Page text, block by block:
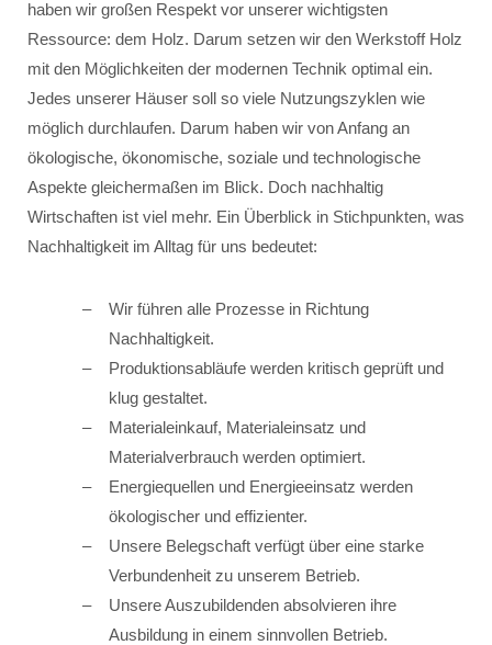
haben wir großen Respekt vor unserer wichtigsten
Ressource: dem Holz. Darum setzen wir den Werkstoff Holz
mit den Möglichkeiten der modernen Technik optimal ein.
Jedes unserer Häuser soll so viele Nutzungszyklen wie
möglich durchlaufen. Darum haben wir von Anfang an
ökologische, ökonomische, soziale und technologische
Aspekte gleichermaßen im Blick. Doch nachhaltig
Wirtschaften ist viel mehr. Ein Überblick in Stichpunkten, was
Nachhaltigkeit im Alltag für uns bedeutet:
Wir führen alle Prozesse in Richtung
Nachhaltigkeit.
Produktionsabläufe werden kritisch geprüft und
klug gestaltet.
Materialeinkauf, Materialeinsatz und
Materialverbrauch werden optimiert.
Energiequellen und Energieeinsatz werden
ökologischer und effizienter.
Unsere Belegschaft verfügt über eine starke
Verbundenheit zu unserem Betrieb.
Unsere Auszubildenden absolvieren ihre
Ausbildung in einem sinnvollen Betrieb.